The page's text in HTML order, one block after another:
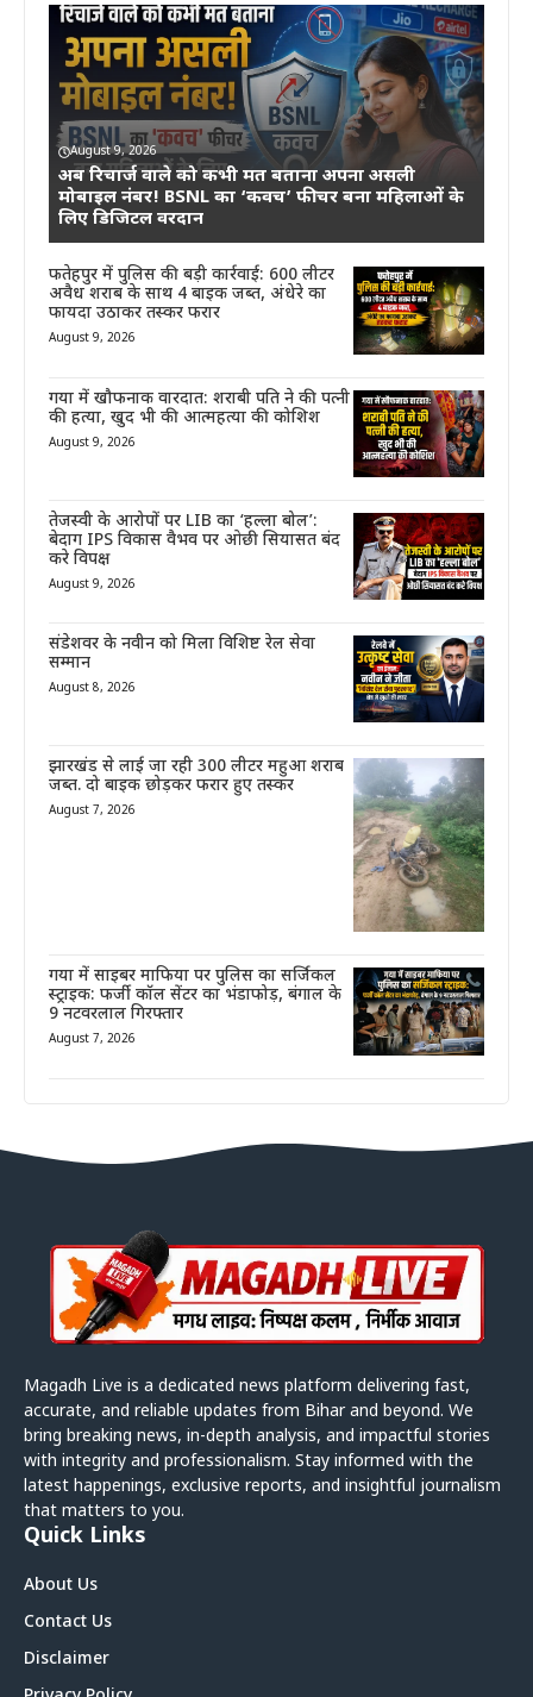
August 9, 2026
अब रिचार्ज वाले को कभी मत बताना अपना असली
मोबाइल नंबर! BSNL का ‘कवच’ फीचर बना महिलाओं के
लिए डिजिटल वरदान
फतेहपुर में पुलिस की बड़ी कार्रवाई: 600 लीटर
अवैध शराब के साथ 4 बाइक जब्त, अंधेरे का
फायदा उठाकर तस्कर फरार
August 9, 2026
गया में खौफनाक वारदात: शराबी पति ने की पत्नी
की हत्या, खुद भी की आत्महत्या की कोशिश
August 9, 2026
तेजस्वी के आरोपों पर LIB का ‘हल्ला बोल’:
बेदाग IPS विकास वैभव पर ओछी सियासत बंद
करे विपक्ष
August 9, 2026
संडेशवर के नवीन को मिला विशिष्ट रेल सेवा
सम्मान
August 8, 2026
झारखंड से लाई जा रही 300 लीटर महुआ शराब
जब्त. दो बाइक छोड़कर फरार हुए तस्कर
August 7, 2026
गया में साइबर माफिया पर पुलिस का सर्जिकल
स्ट्राइक: फर्जी कॉल सेंटर का भंडाफोड़, बंगाल के
9 नटवरलाल गिरफ्तार
August 7, 2026
Magadh Live is a dedicated news platform delivering fast,
accurate, and reliable updates from Bihar and beyond. We
bring breaking news, in-depth analysis, and impactful stories
with integrity and professionalism. Stay informed with the
latest happenings, exclusive reports, and insightful journalism
that matters to you.
Quick Links
About Us
Contact Us
Disclaimer